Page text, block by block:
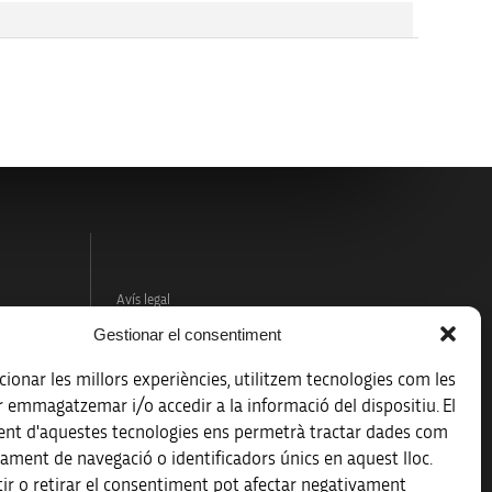
Gestionar el consentiment
les millors experiències, utilitzem tecnologies com les
emmagatzemar i/o accedir a la informació del dispositiu. El
d'aquestes tecnologies ens permetrà tractar dades com
de navegació o identificadors únics en aquest lloc.
o retirar el consentiment pot afectar negativament
Avís legal
Registre d’activitats de tractament
Accessibilitat
Mapa web